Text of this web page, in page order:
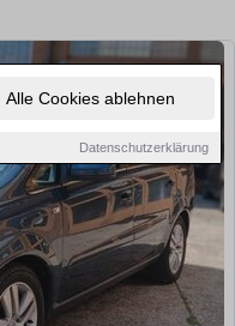
Alle Cookies ablehnen
Datenschutzerklärung